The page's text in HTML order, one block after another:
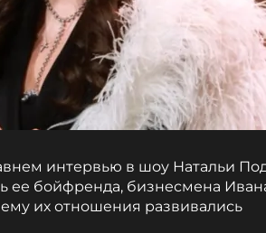
интервью в шоу Натальи
ее бойфренда, бизнесмена
их отношения развивались